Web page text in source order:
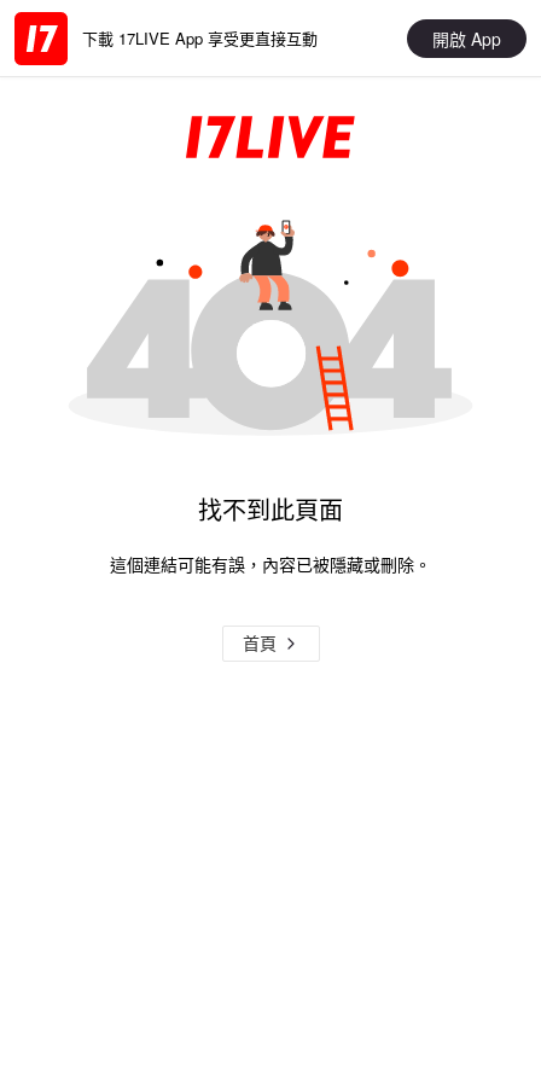
下載 17LIVE App 享受更直接互動 開啟 App
找不到此頁面
這個連結可能有誤，內容已被隱藏或刪除。
首頁